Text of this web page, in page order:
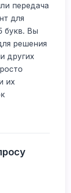
передача
для
букв. Вы
решения
других
их